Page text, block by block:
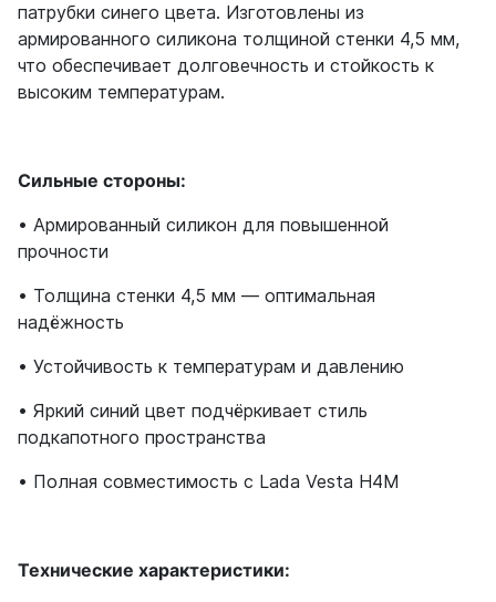
патрубки синего цвета. Изготовлены из
армированного силикона толщиной стенки 4,5 мм,
что обеспечивает долговечность и стойкость к
высоким температурам.
Сильные стороны:
• Армированный силикон для повышенной
прочности
• Толщина стенки 4,5 мм — оптимальная
надёжность
• Устойчивость к температурам и давлению
• Яркий синий цвет подчёркивает стиль
подкапотного пространства
• Полная совместимость с Lada Vesta H4M
Технические характеристики: